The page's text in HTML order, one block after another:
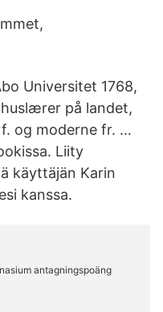
Universitet 1768,
på landet,
og moderne fr. …
Liity
käyttäjän Karin
kanssa.